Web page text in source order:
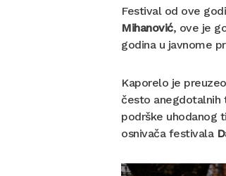
Festival od ove
Mihanović, ove je
godina u javnome
Kaporelo je
često anegdotalnih
podrške uhodanog
osnivača festivala